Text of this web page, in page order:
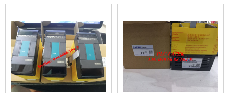
MÀN HÌNH HITECH
PWS5610T-S
FATEK FBS-24MAR2-AC